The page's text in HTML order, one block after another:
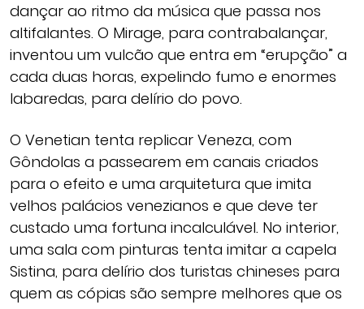
dançar ao ritmo da música que passa nos
altifalantes. O Mirage, para contrabalançar,
inventou um vulcão que entra em “erupção” a
cada duas horas, expelindo fumo e enormes
labaredas, para delírio do povo.
O Venetian tenta replicar Veneza, com
Gôndolas a passearem em canais criados
para o efeito e uma arquitetura que imita
velhos palácios venezianos e que deve ter
custado uma fortuna incalculável. No interior,
uma sala com pinturas tenta imitar a capela
Sistina, para delírio dos turistas chineses para
quem as cópias são sempre melhores que os